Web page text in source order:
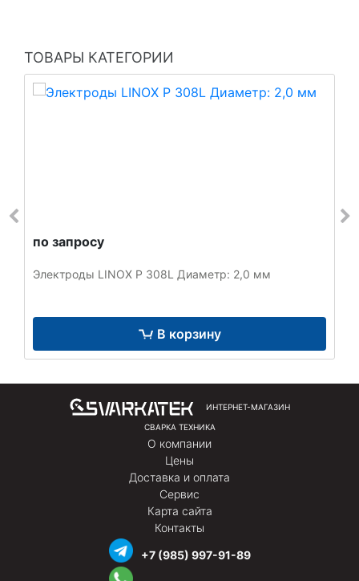
ТОВАРЫ КАТЕГОРИИ
по запросу
Электроды LINOX P 308L Диаметр: 2,0 мм
В корзину
ИНТЕРНЕТ-МАГАЗИН
СВАРКА ТЕХНИКА
О компании
Цены
Доставка и оплата
Сервис
Карта сайта
Контакты
+7 (985) 997-91-89